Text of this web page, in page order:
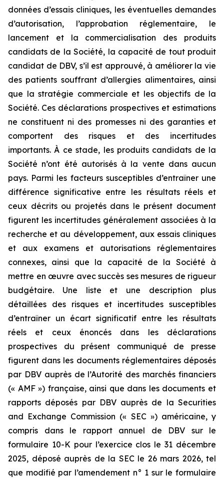
données d’essais cliniques, les éventuelles demandes
d’autorisation, l’approbation réglementaire, le
lancement et la commercialisation des produits
candidats de la Société, la capacité de tout produit
candidat de DBV, s’il est approuvé, à améliorer la vie
des patients souffrant d’allergies alimentaires, ainsi
que la stratégie commerciale et les objectifs de la
Société. Ces déclarations prospectives et estimations
ne constituent ni des promesses ni des garanties et
comportent des risques et des incertitudes
importants. À ce stade, les produits candidats de la
Société n’ont été autorisés à la vente dans aucun
pays. Parmi les facteurs susceptibles d’entraîner une
différence significative entre les résultats réels et
ceux décrits ou projetés dans le présent document
figurent les incertitudes généralement associées à la
recherche et au développement, aux essais cliniques
et aux examens et autorisations réglementaires
connexes, ainsi que la capacité de la Société à
mettre en œuvre avec succès ses mesures de rigueur
budgétaire. Une liste et une description plus
détaillées des risques et incertitudes susceptibles
d’entraîner un écart significatif entre les résultats
réels et ceux énoncés dans les déclarations
prospectives du présent communiqué de presse
figurent dans les documents réglementaires déposés
par DBV auprès de l’Autorité des marchés financiers
(« AMF ») française, ainsi que dans les documents et
rapports déposés par DBV auprès de la Securities
and Exchange Commission (« SEC ») américaine, y
compris dans le rapport annuel de DBV sur le
formulaire 10-K pour l’exercice clos le 31 décembre
2025, déposé auprès de la SEC le 26 mars 2026, tel
que modifié par l’amendement n° 1 sur le formulaire